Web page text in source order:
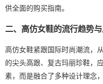
供全面的购买指南。
二、高仿女鞋的流行趋势
高仿女鞋紧跟国际时尚潮流，
的尖头高跟、复古玛丽珍鞋，
素，而是融合了多种设计理念